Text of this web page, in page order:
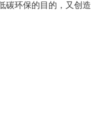
碳环保的目的，又创造